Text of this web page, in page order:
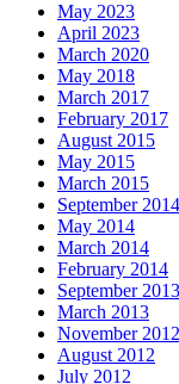
May 2023
April 2023
March 2020
May 2018
March 2017
February 2017
August 2015
May 2015
March 2015
September 2014
May 2014
March 2014
February 2014
September 2013
March 2013
November 2012
August 2012
July 2012